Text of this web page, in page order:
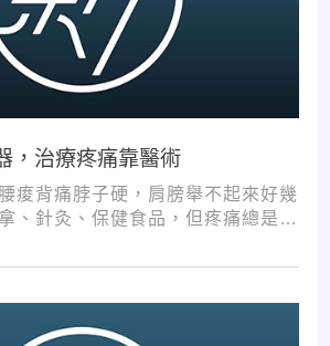
，治療疼痛靠醫術
痠背痛脖子硬，肩膀舉不起來好幾
、針灸、保健食品，但疼痛總是時